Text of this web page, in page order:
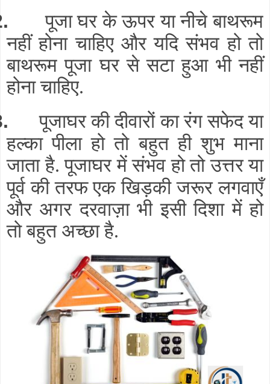
पूजा घर के ऊपर या नीचे बाथरूम
नहीं होना चाहिए और यदि संभव हो तो
बाथरूम पूजा घर से सटा हुआ भी नहीं
होना चाहिए.
पूजाघर की दीवारों का रंग सफेद या
हल्का पीला हो तो बहुत ही शुभ माना
जाता है.पूजाघर में संभव हो तो उत्तर या
पूर्व की तरफ एक खिड़की जरूर लगवाएँ
और अगर दरवाज़ा भी इसी दिशा में हो
तो बहुत अच्छा है.